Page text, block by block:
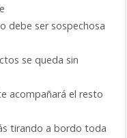
debe ser sospechosa
se queda sin
acompañará el resto
tirando a bordo toda